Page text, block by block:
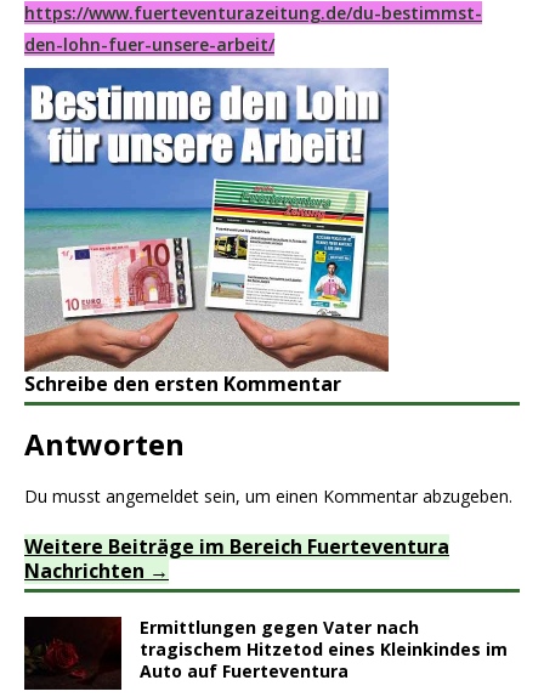
https://www.fuerteventurazeitung.de/du-bestimmst-
den-lohn-fuer-unsere-arbeit/
Schreibe den ersten Kommentar
Antworten
Du musst angemeldet sein, um einen Kommentar abzugeben.
Weitere Beiträge im Bereich Fuerteventura
Nachrichten
Ermittlungen gegen Vater nach
tragischem Hitzetod eines Kleinkindes im
Auto auf Fuerteventura